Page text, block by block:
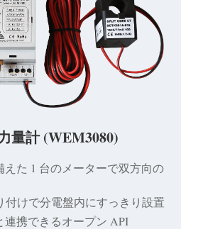
量計 (WEM3080)
えた 1 台のメーターで双方向の
付けで分電盤内にすっきり設置
連携できるオープン API